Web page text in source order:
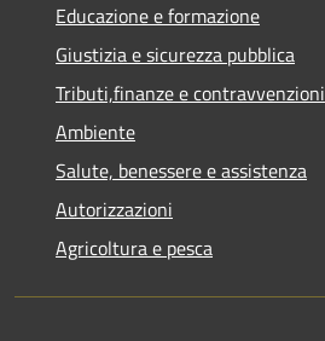
Educazione e formazione
Giustizia e sicurezza pubblica
Tributi,finanze e contravvenzioni
Ambiente
Salute, benessere e assistenza
Autorizzazioni
Agricoltura e pesca